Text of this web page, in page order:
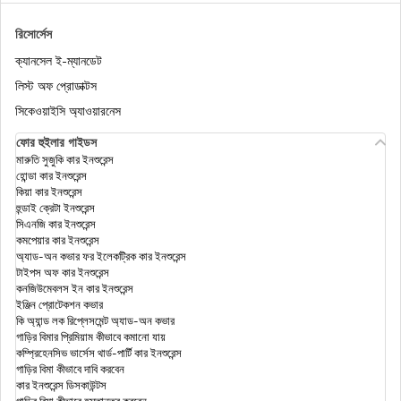
ফ্যামিলি ফ্লোটার হেলথ ইনস্যুরেন্স
আসন্ন রিটায়ারিং এমপ্লয়ীজদের জন্য সুপার টপ-আপ হেলথ
মোরেটোরিয়াম এবং ফুল মেডিকেল আন্ডাররাইটিং এর মধ্যে
পার্থক্য
ডিজিট হেলথ ক্লেম: ডিজিট ইনস্যুরেন্সের সাহায্যে হেলথ
ইনস্যুরেন্স ক্লেম ফাইল করুন
করোনাভাইরাস হেলথ ইন্স্যুরেন্স: ভারতে কোভিড-19
রিসোর্সেস
ক্যানসেল ই-ম্যানডেট
লিস্ট অফ প্রোডাক্টস
সিকেওয়াইসি অ্যাওয়ারনেস
ফোর হুইলার গাইডস
মারুতি সুজুকি কার ইনশুরেন্স
হোন্ডা কার ইনশুরেন্স
কিয়া কার ইনশুরেন্স
হুন্ডাই ক্রেটা ইনশুরেন্স
সিএনজি কার ইনশুরেন্স
কমপেয়ার কার ইনশুরেন্স
অ্যাড-অন কভার ফর ইলেকট্রিক কার ইনশুরেন্স
টাইপস অফ কার ইনশুরেন্স
কনজিউমেবলস ইন কার ইনশুরেন্স
ইঞ্জিন প্রোটেকশন কভার
কি অ্যান্ড লক রিপ্লেসমেন্ট অ্যাড-অন কভার
গাড়ির বিমার প্রিমিয়াম কীভাবে কমানো যায়
কম্প্রিহেনসিভ ভার্সেস থার্ড-পার্টি কার ইনশুরেন্স
গাড়ির বিমা কীভাবে দাবি করবেন
কার ইনশুরেন্স ডিসকাউন্টস